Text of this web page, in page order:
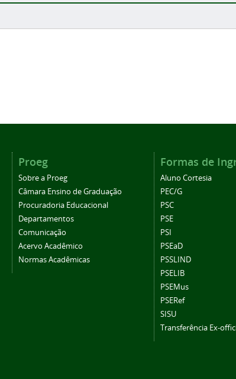
Proeg
Sobre a Proeg
Câmara Ensino de Graduação
Procuradoria Educacional
Departamentos
Comunicação
Acervo Acadêmico
Normas Acadêmicas
Formas de
Aluno Cortesia
PEC/G
PSC
PSE
PSI
PSEaD
PSSLIND
PSELIB
PSEMus
PSERef
SISU
Transferência Ex-